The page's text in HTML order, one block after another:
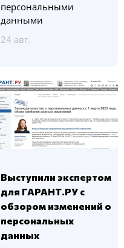
персональными
данными
24 авг.
Выступили экспертом
для ГАРАНТ.РУ с
обзором изменений о
персональных
данных